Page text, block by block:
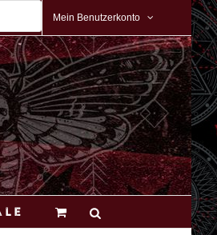
Mein Benutzerkonto